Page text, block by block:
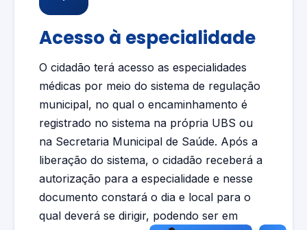
Acesso à especialidade
O cidadão terá acesso as especialidades
médicas por meio do sistema de regulação
municipal, no qual o encaminhamento é
registrado no sistema na própria UBS ou
na Secretaria Municipal de Saúde. Após a
liberação do sistema, o cidadão receberá a
autorização para a especialidade e nesse
documento constará o dia e local para o
qual deverá se dirigir, podendo ser em